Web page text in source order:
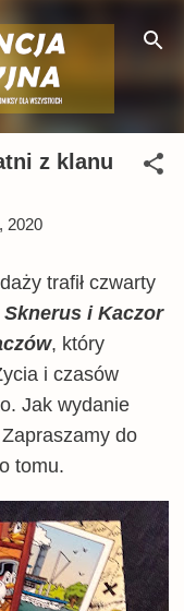
z klanu
2020
trafił czwarty
Sknerus i Kaczor
, który
i czasów
Jak wydanie
do
tomu.